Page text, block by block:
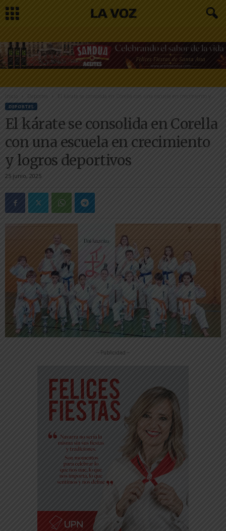
Inicio El kárate se consolida en Corella con una escuela en crecimiento y...
DEPORTES
El kárate se consolida en Corella
con una escuela en crecimiento
y logros deportivos
25 junio, 2025
-- Publicidad --